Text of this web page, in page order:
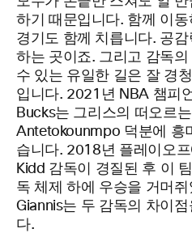
하기 때문입니다. 함께 이
경기도 함께 치릅니다. 공
하는 곳이죠. 그리고 감독
수 있는 유일한 길은 잘 경
입니다. 2021년 NBA 챔피
Bucks는 그리스의 떠오르
Antetokounmpo 덕분에 흥
습니다. 2018년 플레이오
Kidd 감독이 경질된 후 이
독 체제 하에 우승을 거머
Giannis는 두 감독의 차이
다.